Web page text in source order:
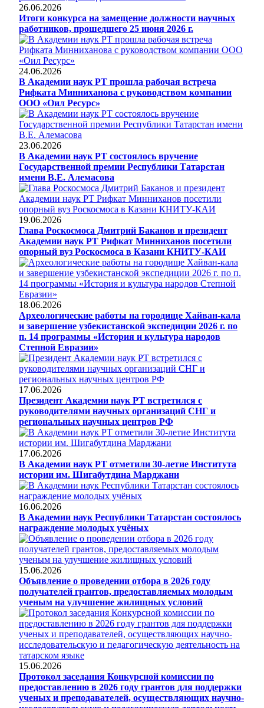
26.06.2026
Итоги конкурса на замещение должности научных
работников, прошедшего 25 июня 2026 г.
24.06.2026
В Академии наук РТ прошла рабочая встреча
Рифката Минниханова с руководством компании
ООО «Оил Ресурс»
23.06.2026
В Академии наук РТ состоялось вручение
Государственной премии Республики Татарстан
имени В.Е. Алемасова
19.06.2026
Глава Роскосмоса Дмитрий Баканов и президент
Академии наук РТ Рифкат Минниханов посетили
опорный вуз Роскосмоса в Казани КНИТУ-КАИ
18.06.2026
Археологические работы на городище Хайван-кала
и завершение узбекистанской экспедиции 2026 г. по
п. 14 программы «История и культура народов
Степной Евразии»
17.06.2026
Президент Академии наук РТ встретился с
руководителями научных организаций СНГ и
региональных научных центров РФ
17.06.2026
В Академии наук РТ отметили 30-летие Института
истории им. Шигабутдина Марджани
16.06.2026
В Академии наук Республики Татарстан состоялось
награждение молодых учёных
15.06.2026
Объявление о проведении отбора в 2026 году
получателей грантов, предоставляемых молодым
ученым на улучшение жилищных условий
15.06.2026
Протокол заседания Конкурсной комиссии по
предоставлению в 2026 году грантов для поддержки
ученых и преподавателей, осуществляющих научно-